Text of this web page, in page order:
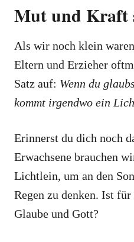
Mut und Kraft
Als wir noch klein
Eltern und Erzieher
Satz auf: Wenn du
kommt irgendwo ein
Erinnerst du dich noch
Erwachsene brauchen
Lichtlein, um an den
Regen zu denken. Ist
Glaube und Gott?